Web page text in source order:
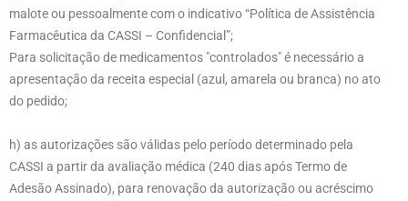
malote ou pessoalmente com o indicativo “Política de Assistência
Farmacêutica da CASSI – Confidencial”;
Para solicitação de medicamentos "controlados" é necessário a
apresentação da receita especial (azul, amarela ou branca) no ato
do pedido;
h) as autorizações são válidas pelo período determinado pela
CASSI a partir da avaliação médica (240 dias após Termo de
Adesão Assinado), para renovação da autorização ou acréscimo